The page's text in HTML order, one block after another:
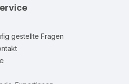
gestellte Fragen